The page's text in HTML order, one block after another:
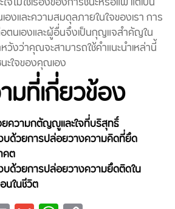
องและความสมดุลภายในใจของเรา การ
ตนเองและผู้อื่นจึงเป็นกุญแจสำคัญใน
วังว่าคุณจะสามารถใช้คำแนะนำเหล่านี้
ะใจของคุณเอง
มที่เกี่ยวข้อง
ยความกตัญญูและใจที่บริสุทธิ์
ด้วยการปล่อยวางความคิดที่ยึด
คต
ด้วยการปล่อยวางความยึดติดใน
นในชีวิต